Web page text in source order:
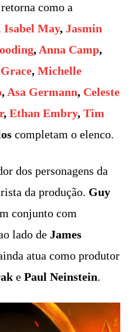
como a
Isabel May, Jasmin
,Anna Camp,
, Michelle
,Asa Germann, Celeste
, Ethan Embry, Tim
completam o elenco.
dos personagens da
da produção. Guy
conjunto com
lado de James
atua como produtor
e Paul Neinstein.